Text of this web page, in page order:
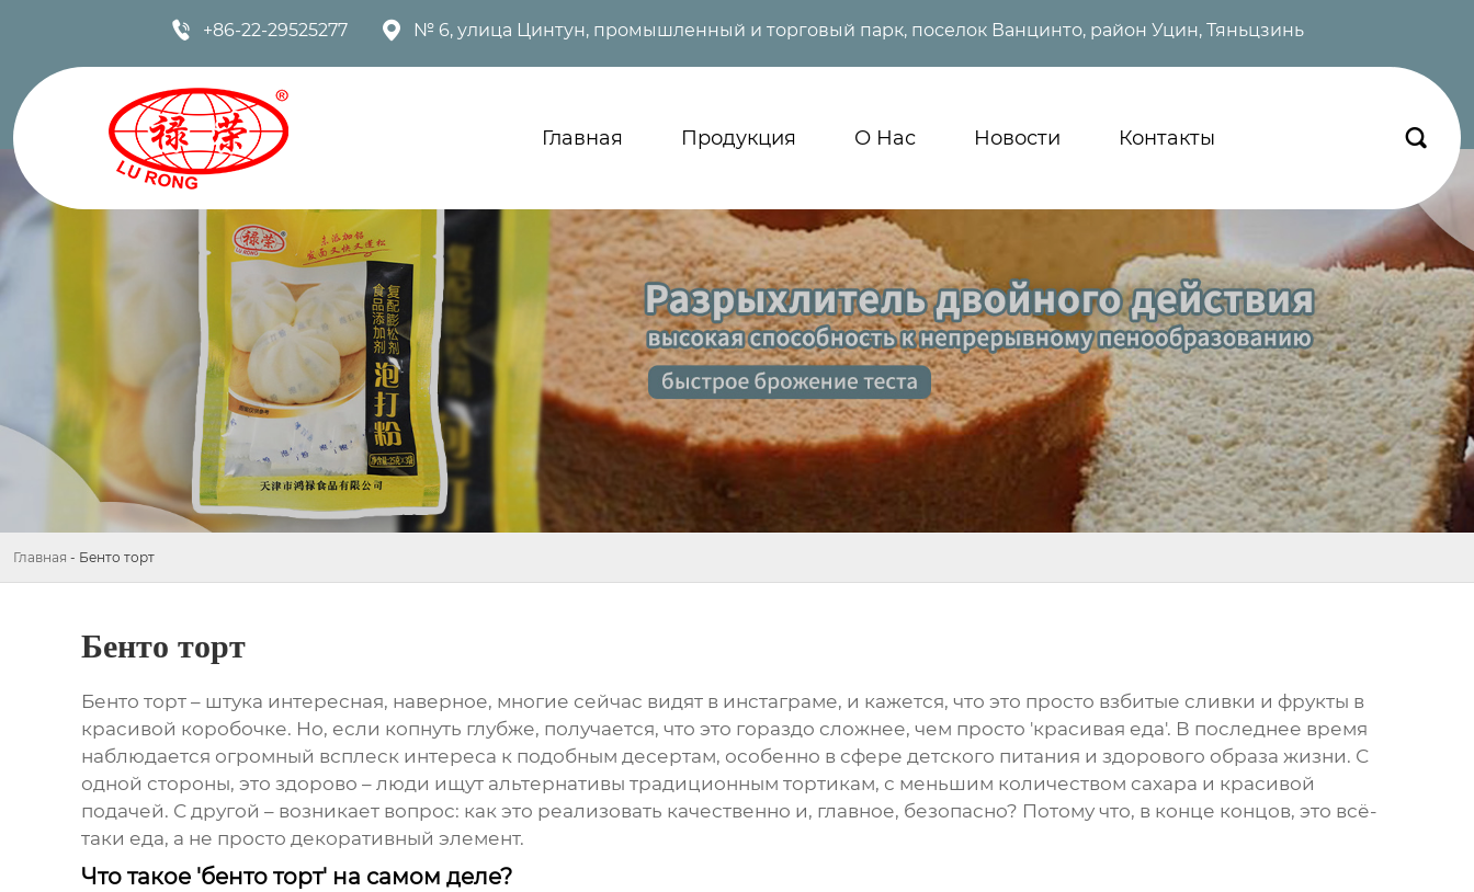
 +86-22-29525277  № 6, улица Цинтун, промышленный и торговый парк, поселок Ванцинто, район Уцин, Тяньцзинь
Главная Продукция О Нас Новости Контакты 
Главная - Бенто торт
Бенто торт
Бенто торт– штука интересная, наверное, многие сейчас видят в инстаграме, и кажется, что это просто взбитые сливки и фрукты в
красивой коробочке. Но, если копнуть глубже, получается, что это гораздо сложнее, чем просто 'красивая еда'. В последнее время
наблюдается огромный всплеск интереса к подобным десертам, особенно в сфере детского питания и здорового образа жизни. С
одной стороны, это здорово – люди ищут альтернативы традиционным тортикам, с меньшим количеством сахара и красивой
подачей. С другой – возникает вопрос: как это реализовать качественно и, главное, безопасно? Потому что, в конце концов, это всё-
таки еда, а не просто декоративный элемент.
Что такое 'бенто торт' на самом деле?